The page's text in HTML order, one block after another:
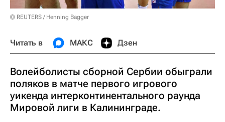
© REUTERS / Henning Bagger
Читать в МАКС Дзен
Волейболисты сборной Сербии обыграли
поляков в матче первого игрового
уикенда интерконтинентального раунда
Мировой лиги в Калининграде.